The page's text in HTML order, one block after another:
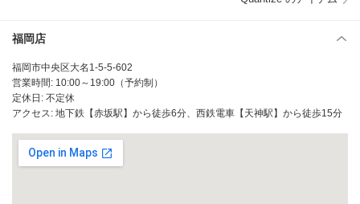
福岡店
福岡市中央区大名1-5-5-602
営業時間: 10:00～19:00（予約制）
定休日: 不定休
アクセス: 地下鉄【赤坂駅】から徒歩6分、西鉄電車【天神駅】から徒歩15分